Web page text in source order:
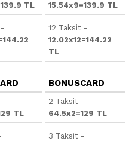
TL
15.54x9=139.9 TL
12 Taksit -
12.02x12=144.22
TL
TL
BONUSCARD
2 Taksit -
64.5x2=129 TL
3 Taksit -